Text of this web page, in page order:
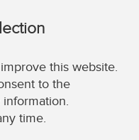
this website.
to the
time.